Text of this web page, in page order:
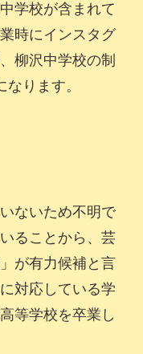
学校が含まれて
時にインスタグ
柳沢中学校の制
ります。
ないため不明で
ることから、芸
が有力候補と言
対応している学
等学校を卒業し